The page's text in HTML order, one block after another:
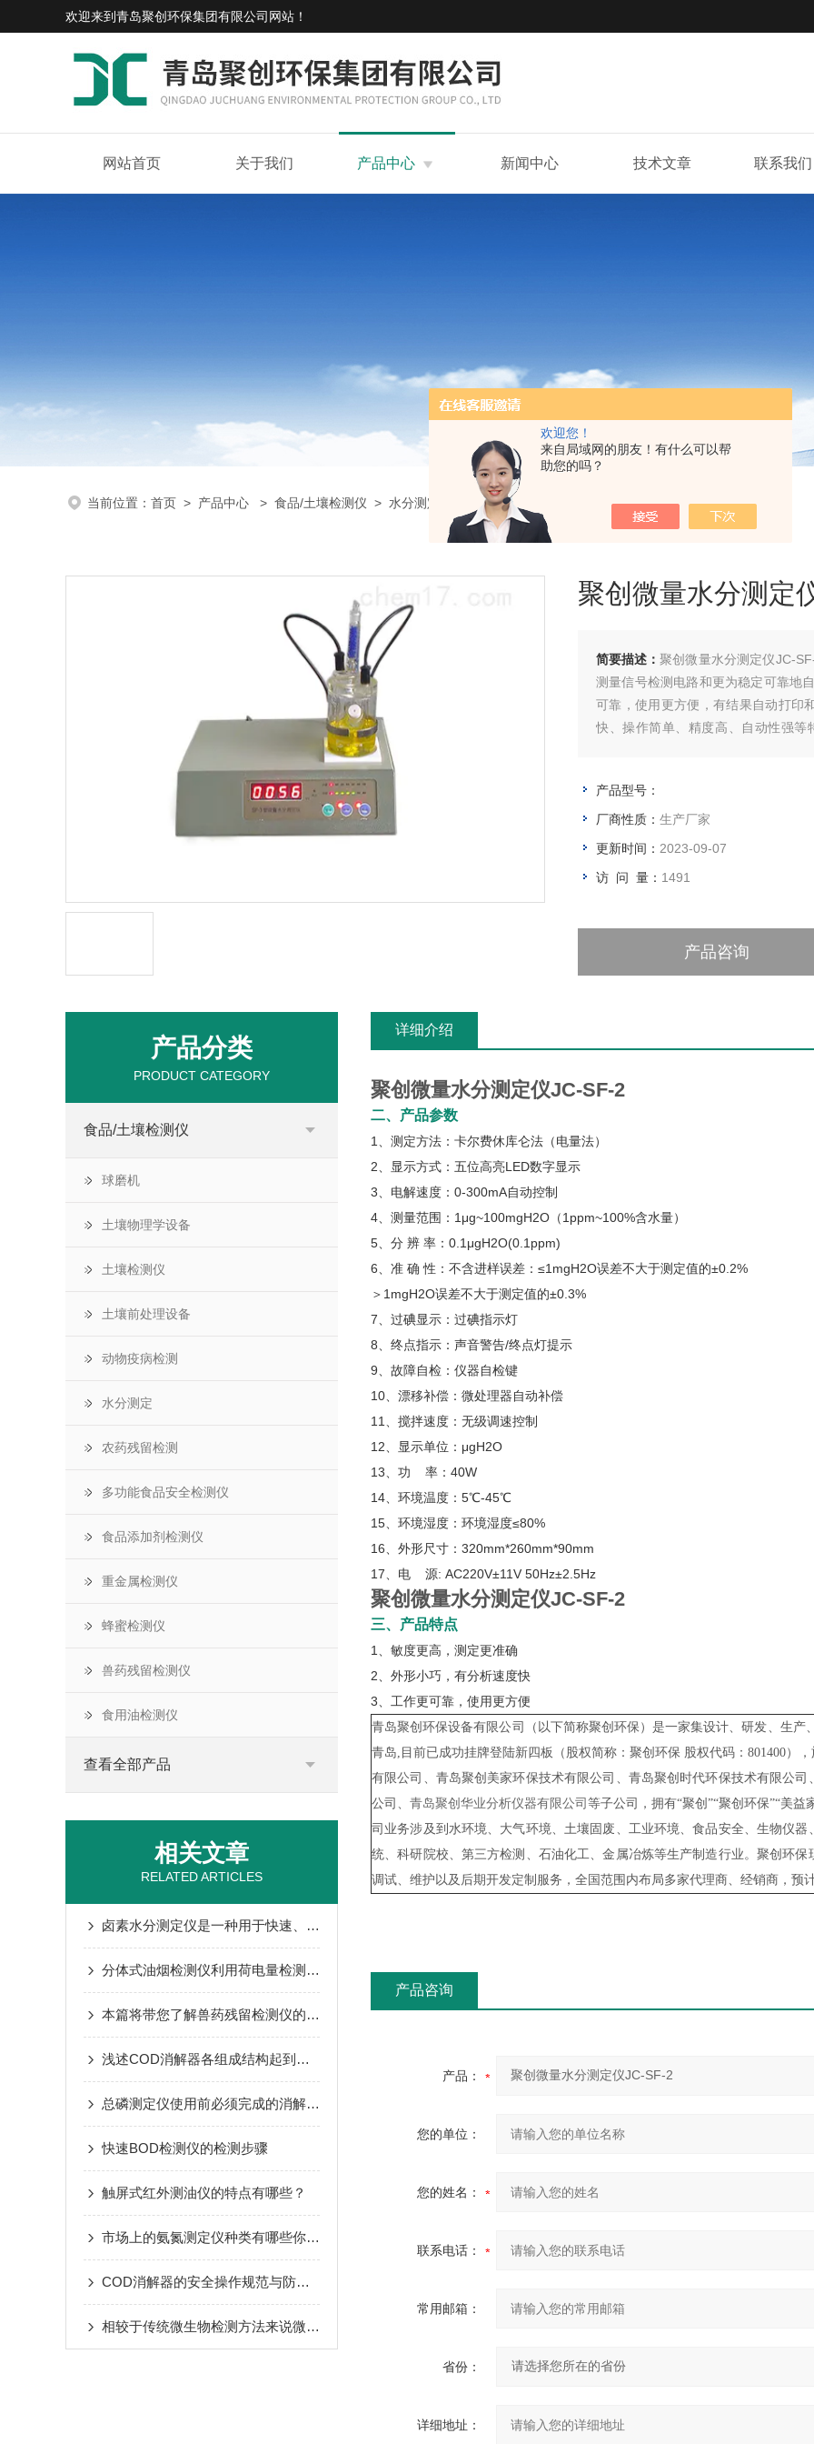
欢迎您！
来自局域网的朋友！有什么可以帮
助您的吗？
欢迎来到青岛聚创环保集团有限公司网站 ！
网站首页 关于我们 产品中心 新闻中心 技术文章 联系我们
当前位置： 首页 > 产品中心 > 食品/土壤检测仪 > 水分测定 > 聚创微量水分测定仪JC-SF-2
聚创微量水分测定
简要描述： 聚创微量水分测定仪JC-
测量信号检测电路和更为稳定可靠地
可靠，使用更方便，有结果自动打印
快、操作简单、精度高、自动性强
产品型号：
厂商性质： 生产厂家
更新时间： 2023-09-07
访 问 量： 1491
产品咨询
产品分类
PRODUCT CATEGORY
食品/土壤检测仪
球磨机
土壤物理学设备
土壤检测仪
土壤前处理设备
动物疫病检测
水分测定
农药残留检测
多功能食品安全检测仪
食品添加剂检测仪
重金属检测仪
蜂蜜检测仪
兽药残留检测仪
食用油检测仪
查看全部产品
相关文章
RELATED ARTICLES
卤素水分测定仪是一种用于快速、准确测量样品中水分含量的仪器
分体式油烟检测仪利用荷电量检测原理测试饮食油烟排放浓度
本篇将带您了解兽药残留检测仪的性能有哪些吧
浅述COD消解器各组成结构起到的作用
总磷测定仪使用前必须完成的消解预处理
快速BOD检测仪的检测步骤
触屏式红外测油仪的特点有哪些？
市场上的氨氮测定仪种类有哪些你知道么
COD消解器的安全操作规范与防护措施详解
相较于传统微生物检测方法来说微生物快速检测系统有哪些技术呢
详细介绍
聚创微量水分测定仪JC-SF-2
二、产品参数
1、测定方法：卡尔费休库仑法（电量法）
2、显示方式：五位高亮LED数字显示
3、电解速度：0-300mA自动控制
4、测量范围：1μg~100mgH2O（1ppm~100%含水量）
5、分 辨 率：0.1μgH2O(0.1ppm)
6、准 确 性：不含进样误差：≤1mgH2O误差不大于测定值的±0.2%
＞1mgH2O误差不大于测定值的±0.3%
7、过碘显示：过碘指示灯
8、终点指示：声音警告/终点灯提示
9、故障自检：仪器自检键
10、漂移补偿：微处理器自动补偿
11、搅拌速度：无级调速控制
12、显示单位：μgH2O
13、功 率：40W
14、环境温度：5℃-45℃
15、环境湿度：环境湿度≤80%
16、外形尺寸：320mm*260mm*90mm
17、电 源: AC220V±11V 50Hz±2.5Hz
聚创微量水分测定仪JC-SF-2
三、产品特点
1、敏度更高，测定更准确
2、外形小巧，有分析速度快
3、工作更可靠，使用更方便
青岛聚创环保设备有限公司（以下简称聚创环保）是一家集设计、研发、生
青岛,目前已成功挂牌登陆新四板（股权简称：聚创环保 股权代码：801400）
有限公司、青岛聚创美家环保技术有限公司、青岛聚创时代环保技术有限公
公司、 青岛聚创华业分析仪器有限公司 等子公司，拥有“聚创”“聚创环保”“美
司业务涉及到水环境、大气环境、土壤固废、工业环境、食品安全、生物仪
统、科研院校、第三方检测、石油化工、金属冶炼等生产制造行业。聚创环
调试、维护以及后期开发定制服务，全国范围内布局多家代理商、经销商，预
产品咨询
产品：
您的单位：
您的姓名：
联系电话：
常用邮箱：
省份：
详细地址：